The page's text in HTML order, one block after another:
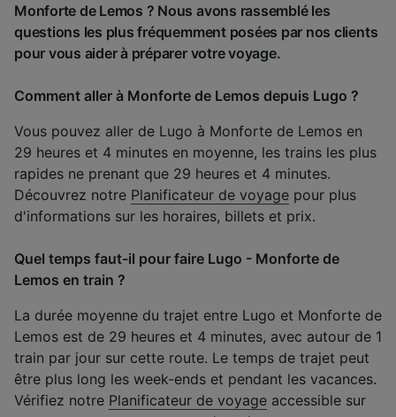
Monforte de Lemos ? Nous avons rassemblé les
questions les plus fréquemment posées par nos clients
pour vous aider à préparer votre voyage.
Comment aller à Monforte de Lemos depuis Lugo ?
Vous pouvez aller de Lugo à Monforte de Lemos en
29 heures et 4 minutes en moyenne, les trains les plus
rapides ne prenant que 29 heures et 4 minutes.
Découvrez notre Planificateur de voyage pour plus
d'informations sur les horaires, billets et prix.
Quel temps faut-il pour faire Lugo - Monforte de
Lemos en train ?
La durée moyenne du trajet entre Lugo et Monforte de
Lemos est de 29 heures et 4 minutes, avec autour de 1
train par jour sur cette route. Le temps de trajet peut
être plus long les week-ends et pendant les vacances.
Vérifiez notre Planificateur de voyage accessible sur